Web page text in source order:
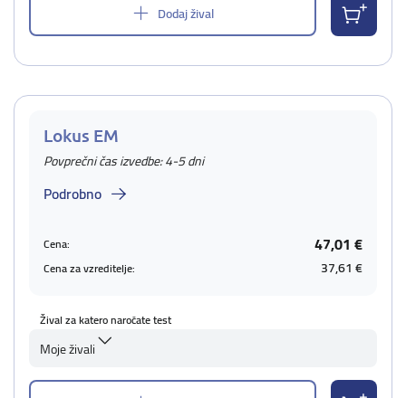
Dodaj žival
Lokus EM
Povprečni čas izvedbe: 4-5 dni
Podrobno
Cena: 47,01 €
Cena za vzreditelje: 37,61 €
Žival za katero naročate test
Moje živali